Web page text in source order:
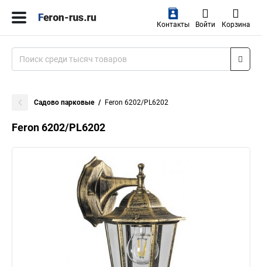
Контакты Войти Корзина
Садово парковые Feron 6202/PL6202
Feron 6202/PL6202